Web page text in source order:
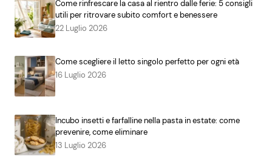
Come rinfrescare la casa al rientro dalle ferie: 5 consigli
utili per ritrovare subito comfort e benessere
22 Luglio 2026
Come scegliere il letto singolo perfetto per ogni età
16 Luglio 2026
Incubo insetti e farfalline nella pasta in estate: come
prevenire, come eliminare
13 Luglio 2026